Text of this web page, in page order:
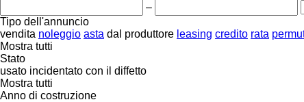
–
Tipo dell'annuncio
vendita noleggio asta dal produttore leasing credito rata
Mostra tutti
Stato
usato incidentato con il diffetto
Mostra tutti
Anno di costruzione